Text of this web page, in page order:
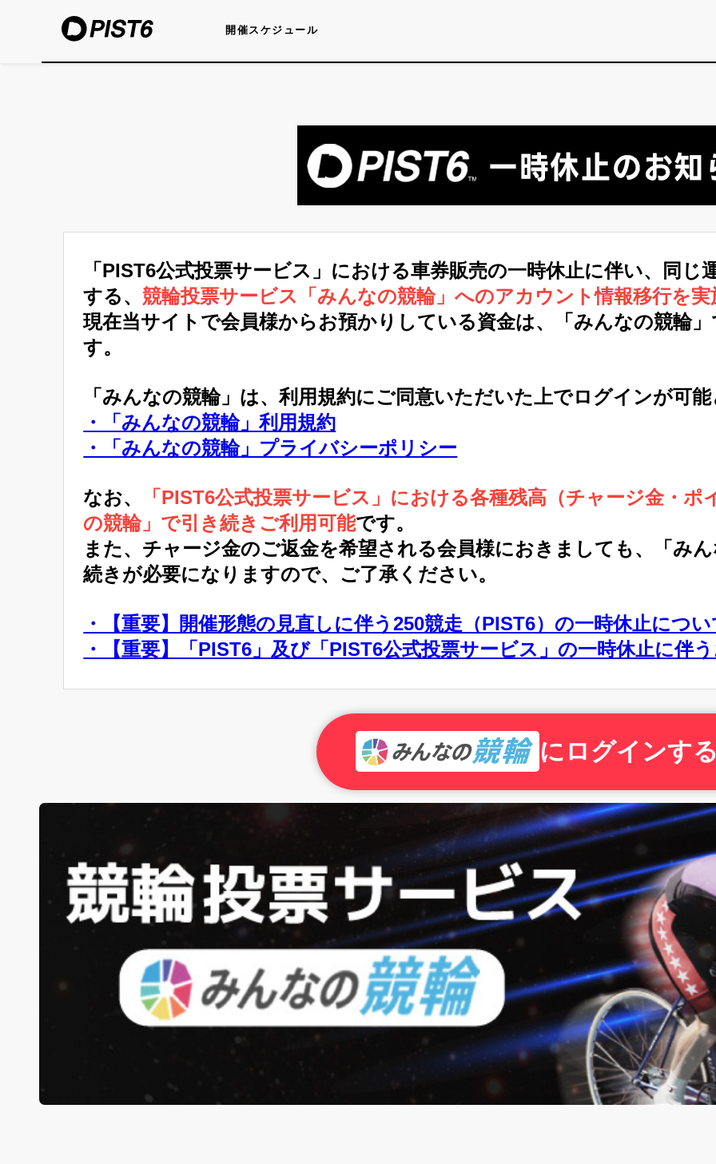
開催スケジュール
「PIST6公式投票サービス」における車券販売の一時休止に伴い、同じ
する、競輪投票サービス「みんなの競輪」へのアカウント情報移行を
現在当サイトで会員様からお預かりしている資金は、「みんなの競輪
す。
「みんなの競輪」は、利用規約にご同意いただいた上でログインが可
・「みんなの競輪」利用規約
・「みんなの競輪」プライバシーポリシー
なお、
「PIST6公式投票サービス」における各種残高（チャージ金・
の競輪」で引き続きご利用可能です。
また、チャージ金のご返金を希望される会員様におきましても、「み
続きが必要になりますので、ご了承ください。
・【重要】開催形態の見直しに伴う250競走（PIST6）の一時休止につ
・【重要】「PIST6」及び「PIST6公式投票サービス」の一時休止に伴
にログインす